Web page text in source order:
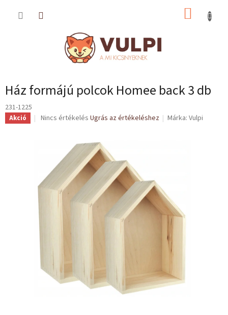
KOSÁR
Ház formájú polcok Homee back 3 db
231-1225
Akció
A
értékelése
0,0
csillag.
Nincs értékelés Ugrás az értékeléshez Márka:Vulpi